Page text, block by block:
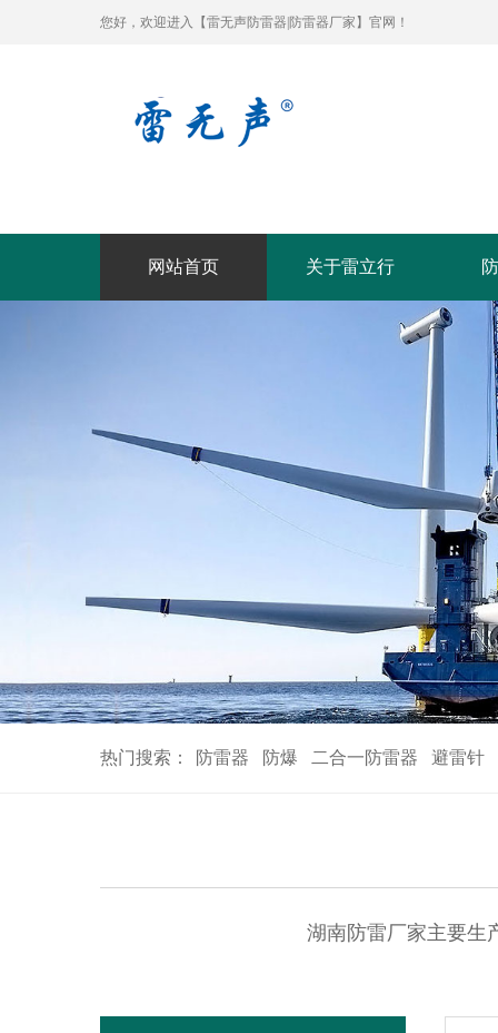
您好，欢迎进入【雷无声防雷器|防雷器厂家】官网！
网站首页 关于雷立行
热门搜索： 防雷器 防爆 二合一防雷器 避雷针
湖南防雷厂家主要生